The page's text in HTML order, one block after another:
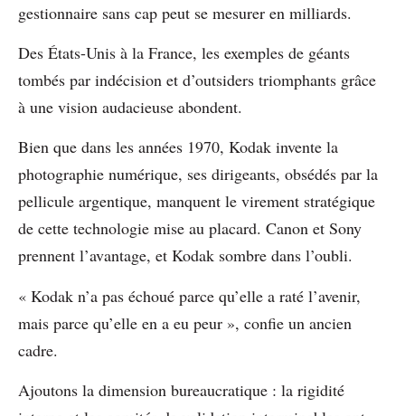
gestionnaire sans cap peut se mesurer en milliards.
Des États-Unis à la France, les exemples de géants
tombés par indécision et d’outsiders triomphants grâce
à une vision audacieuse abondent.
Bien que dans les années 1970, Kodak invente la
photographie numérique, ses dirigeants, obsédés par la
pellicule argentique, manquent le virement stratégique
de cette technologie mise au placard. Canon et Sony
prennent l’avantage, et Kodak sombre dans l’oubli.
« Kodak n’a pas échoué parce qu’elle a raté l’avenir,
mais parce qu’elle en a eu peur », confie un ancien
cadre.
Ajoutons la dimension bureaucratique : la rigidité